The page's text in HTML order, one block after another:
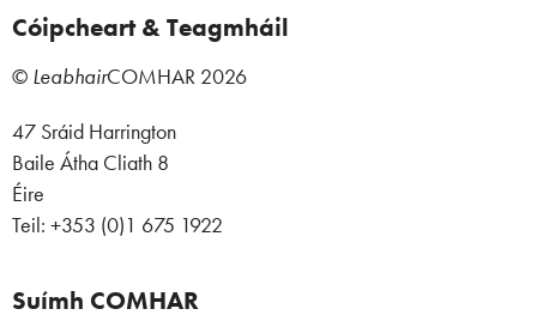
Cóipcheart & Teagmháil
© LeabhairCOMHAR 2026
47 Sráid Harrington
Baile Átha Cliath 8
Éire
Teil: +353 (0)1 675 1922
Suímh COMHAR